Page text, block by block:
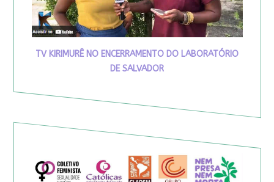
TV KIRIMURÊ NO ENCERRAMENTO DO LABORATÓRIO
DE SALVADOR